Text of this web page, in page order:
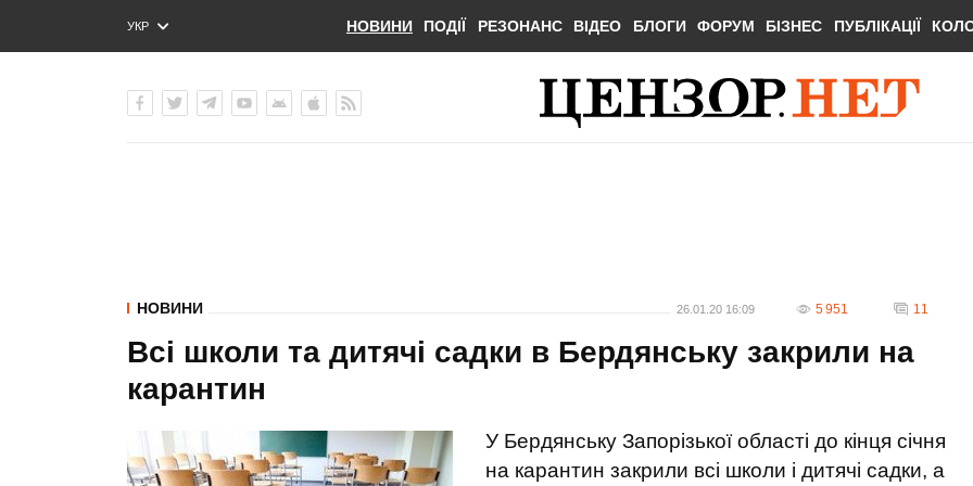
УКР
ENG
НОВИНИ ПОДІЇ РЕЗОНАНС ВІДЕО БЛОГИ ФОРУМ БІЗНЕС ПУБЛІКАЦІЇ
НОВИНИ 26.01.20 16:09 5 951 11
Всі школи та дитячі садки в Бердянську закрили на
карантин
У Бердянську Запорізької області до кінця січня
на карантин закрили всі школи і дитячі садки, а